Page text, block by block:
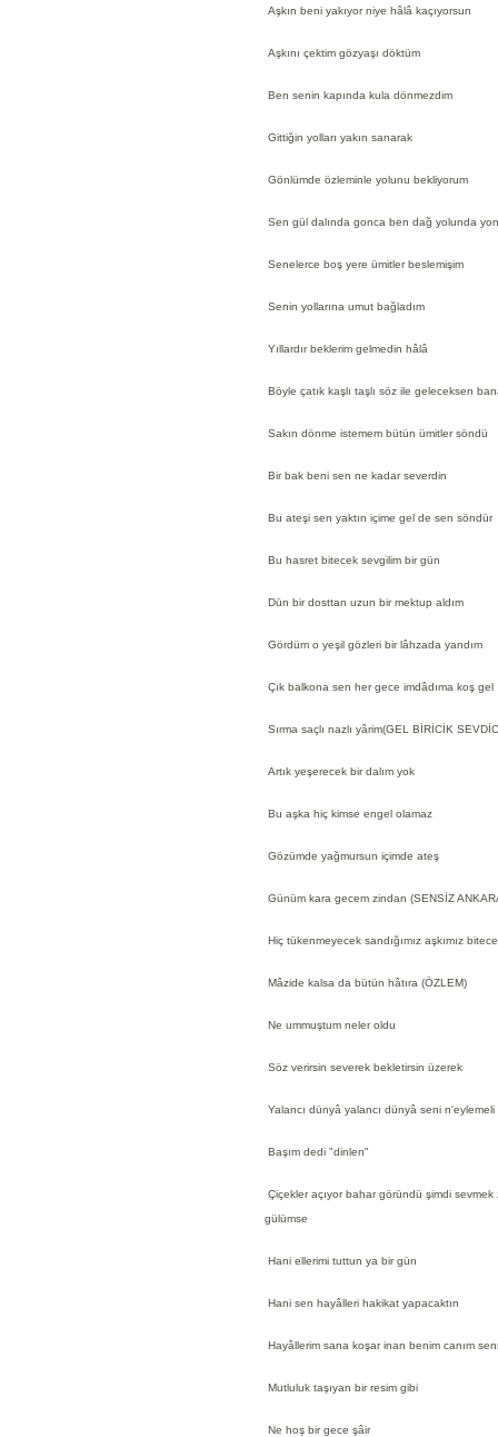
Aşkın beni yakıyor niye hâlâ kaçıyorsun
Aşkını çektim gözyaşı döktüm
Ben senin kapında kula dönmezdim
Gittiğin yolları yakın sanarak
Gönlümde özleminle yolunu bekliyorum
Sen gül dalında gonca ben dağ yolunda
Senelerce boş yere ümitler beslemişim
Senin yollarına umut bağladım
Yıllardır beklerim gelmedin hâlâ
Böyle çatık kaşlı taşlı söz ile geleceksen
Sakın dönme istemem bütün ümitler söndü
Bir bak beni sen ne kadar severdin
Bu ateşi sen yaktın içime gel de sen söndür
Bu hasret bitecek sevgilim bir gün
Dün bir dosttan uzun bir mektup aldım
Gördüm o yeşil gözleri bir lâhzada yandım
Çık balkona sen her gece imdâdıma koş gel
Sırma saçlı nazlı yârim(GEL BİRİCİK
Artık yeşerecek bir dalım yok
Bu aşka hiç kimse engel olamaz
Gözümde yağmursun içimde ateş
Günüm kara gecem zindan (SENSİZ
Hiç tükenmeyecek sandığımız aşkımız
Mâzide kalsa da bütün hâtıra (ÖZLEM)
Ne ummuştum neler oldu
Söz verirsin severek bekletirsin üzerek
Yalancı dünyâ yalancı dünyâ seni n'eylemeli
Başım dedi "dinlen"
Çiçekler açıyor bahar göründü şimdi sevmek
gülümse
Hani ellerimi tuttun ya bir gün
Hani sen hayâlleri hakikat yapacaktın
Hayâllerim sana koşar inan benim canım
Mutluluk taşıyan bir resim gibi
Ne hoş bir gece şâir